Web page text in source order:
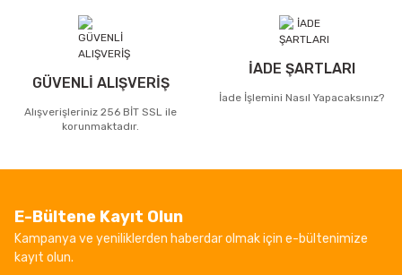
GÜVENLİ ALIŞVERİŞ
Alışverişleriniz 256 BİT SSL ile
korunmaktadır.
İADE ŞARTLARI
İade İşlemini Nasıl Yapacaksınız?
E-Bültene Kayıt Olun
Kampanya ve yeniliklerden haberdar olmak için e-bültenimize
kayıt olun.